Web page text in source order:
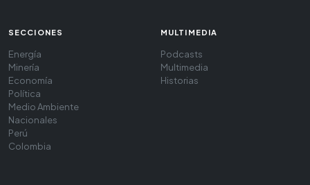
SECCIONES
Energía
Minería
Economía
Política
Medio Ambiente
Nacionales
Perú
Colombia
MULTIMEDIA
Podcasts
Multimedia
Historias